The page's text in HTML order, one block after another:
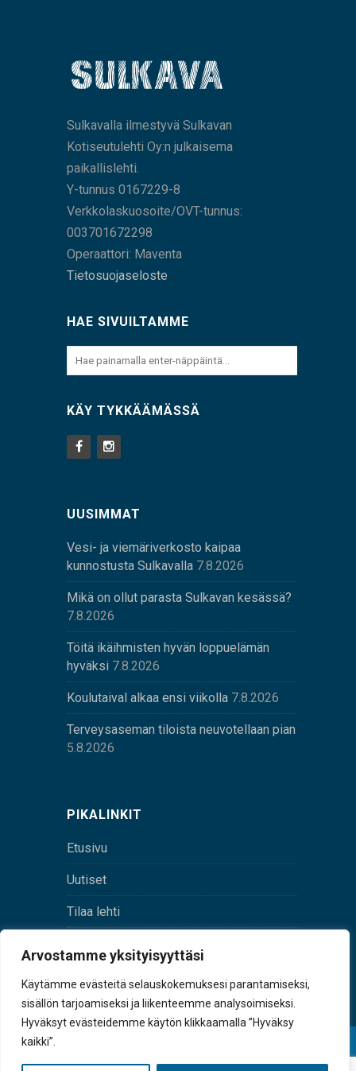
Arvostamme yksityisyyttäsi
Käytämme evästeitä selauskokemuksesi parantamiseksi,
sisällön tarjoamiseksi ja liikenteemme analysoimiseksi.
Hyväksyt evästeidemme käytön klikkaamalla ”Hyväksy
kaikki”.
Sulkavalla ilmestyvä Sulkavan
Kotiseutulehti Oy:n julkaisema
paikallislehti.
Y-tunnus 0167229-8
Verkkolaskuosoite/OVT-tunnus:
003701672298
Operaattori: Maventa
Tietosuojaseloste
HAE SIVUILTAMME
KÄY TYKKÄÄMÄSSÄ
UUSIMMAT
Vesi- ja viemäriverkosto kaipaa
kunnostusta Sulkavalla 7.8.2026
Mikä on ollut parasta Sulkavan kesässä?
7.8.2026
Töitä ikäihmisten hyvän loppuelämän
hyväksi 7.8.2026
Koulutaival alkaa ensi viikolla 7.8.2026
Terveysaseman tiloista neuvotellaan pian
5.8.2026
PIKALINKIT
Etusivu
Uutiset
Tilaa lehti
tunnus 0167229-8